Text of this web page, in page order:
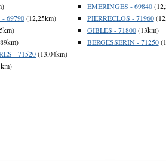
69790(12,25km)
- 71520(13,04km)
EMERINGES - 69840
PIERRECLOS - 71960
GIBLES - 71800(13km)
BERGESSERIN - 71250